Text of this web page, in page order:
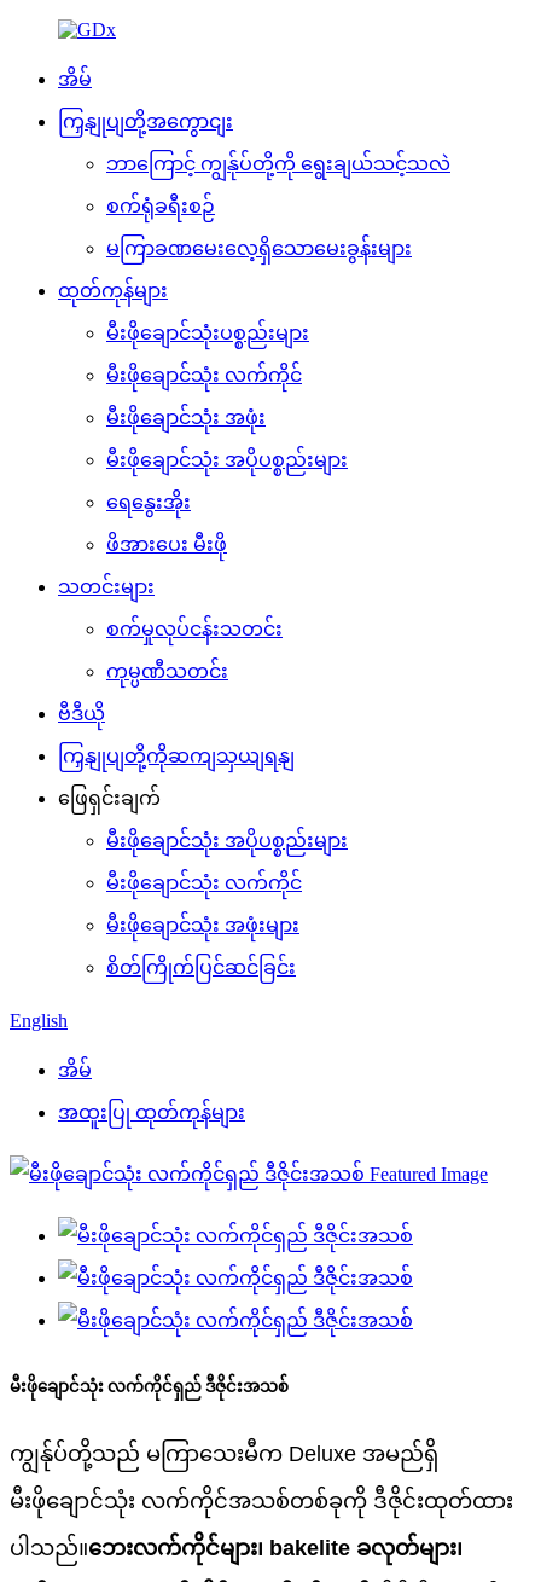
အိမ်
ကြှနျုပျတို့အကွောငျး
ဘာကြောင့် ကျွန်ုပ်တို့ကို ရွေးချယ်သင့်သလဲ
စက်ရုံခရီးစဉ်
မကြာခဏမေးလေ့ရှိသောမေးခွန်းများ
ထုတ်ကုန်များ
မီးဖိုချောင်သုံးပစ္စည်းများ
မီးဖိုချောင်သုံး လက်ကိုင်
မီးဖိုချောင်သုံး အဖုံး
မီးဖိုချောင်သုံး အပိုပစ္စည်းများ
ရေနွေးအိုး
ဖိအားပေး မီးဖို
သတင်းများ
စက်မှုလုပ်ငန်းသတင်း
ကုမ္ပဏီသတင်း
ဗီဒီယို
ကြှနျုပျတို့ကိုဆကျသှယျရနျ
ဖြေရှင်းချက်
မီးဖိုချောင်သုံး အပိုပစ္စည်းများ
မီးဖိုချောင်သုံး လက်ကိုင်
မီးဖိုချောင်သုံး အဖုံးများ
စိတ်ကြိုက်ပြင်ဆင်ခြင်း
English
အိမ်
အထူးပြု ထုတ်ကုန်များ
မီးဖိုချောင်သုံး လက်ကိုင်ရှည် ဒီဇိုင်းအသစ်
ကျွန်ုပ်တို့သည် မကြာသေးမီက Deluxe အမည်ရှိ
မီးဖိုချောင်သုံး လက်ကိုင်အသစ်တစ်ခုကို ဒီဇိုင်းထုတ်ထား
ပါသည်။ဘေးလက်ကိုင်များ၊ bakelite ခလုတ်များ၊